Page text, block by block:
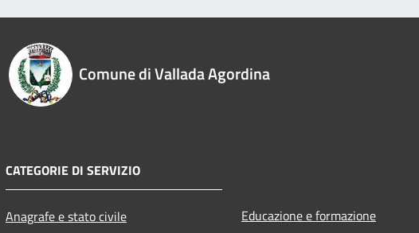
Comune di Vallada Agordina
CATEGORIE DI SERVIZIO
Anagrafe e stato civile
Educazione e formazione